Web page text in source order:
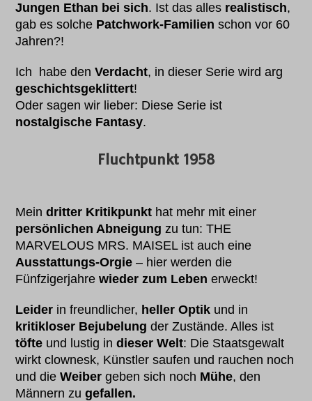
Jungen Ethan bei sich. Ist das alles realistisch,
gab es solche Patchwork-Familien schon vor 60
Jahren?!
Ich habe denVerdacht, in dieser Serie wird arg
geschichtsgeklittert!
Oder sagen wir lieber: Diese Serie ist
nostalgische Fantasy.
Fluchtpunkt 1958
Meindritter Kritikpunkt hat mehr mit einer
persönlichen Abneigung zu tun: THE
MARVELOUS MRS. MAISEL ist auch eine
Ausstattungs-Orgie – hier werden die
Fünfzigerjahrewieder zum Leben erweckt!
Leider in freundlicher, heller Optik und in
kritikloser Bejubelung der Zustände. Alles ist
töfte und lustig indieser Welt: Die Staatsgewalt
wirkt clownesk, Künstler saufen und rauchen noch
und dieWeiber geben sich noch Mühe, den
Männern zugefallen.